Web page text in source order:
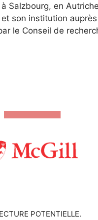
Salzbourg, en
son institution
le Conseil de
POTENTIELLE.